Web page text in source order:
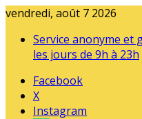
vendredi, août 7 2026
Service anonyme et
les jours de 9h à 23h
Facebook
X
Instagram